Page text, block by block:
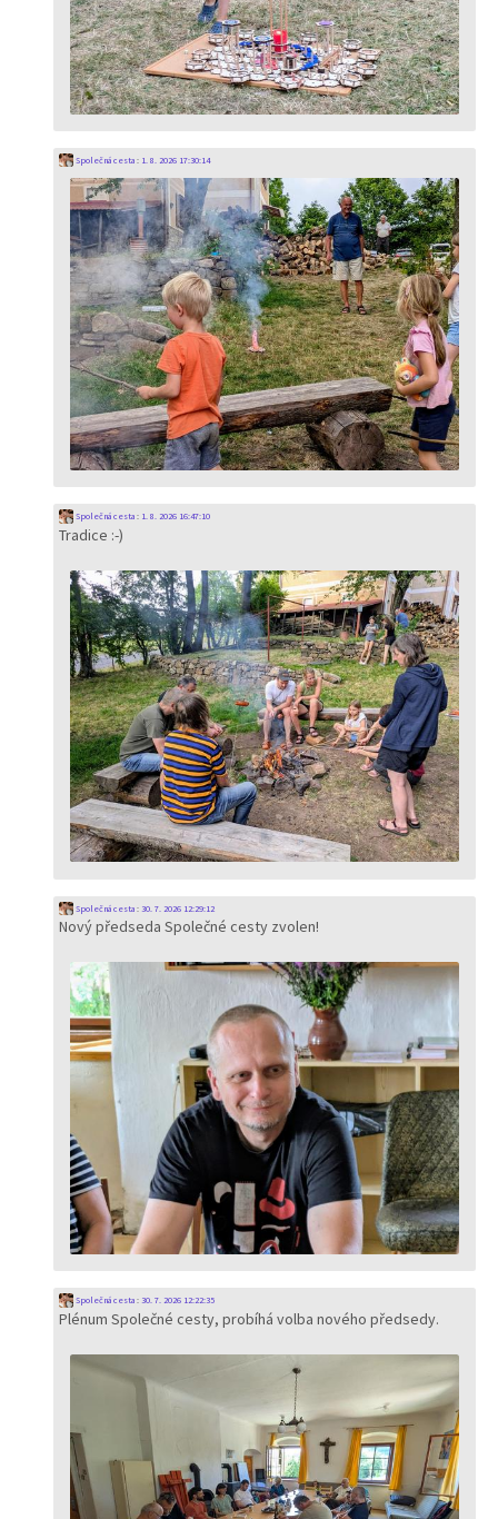
Společná cesta: 1. 8. 2026 17:30:14
Společná cesta: 1. 8. 2026 16:47:10
Tradice :-)
Společná cesta: 30. 7. 2026 12:29:12
Nový předseda Společné cesty zvolen!
Společná cesta: 30. 7. 2026 12:22:35
Plénum Společné cesty, probíhá volba nového předsedy.